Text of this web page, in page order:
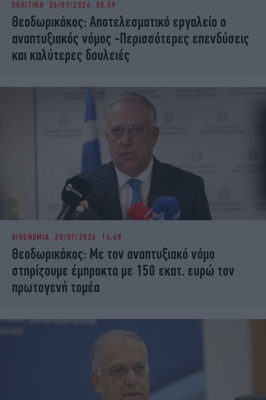
iBOOKS
OSCARS
THE OCEAN
MEDIA
ELAMEFORA
ΠΟΛΙΤΙΚΗ 26/07/2026 08:59
Θεοδωρικάκος: Αποτελεσματικό εργαλείο ο
αναπτυξιακός νόμος -Περισσότερες επενδύσεις
και καλύτερες δουλειές
ΟΙΚΟΝΟΜΙΑ 20/07/2026 14:48
Θεοδωρικάκος: Με τον αναπτυξιακό νόμο
στηρίζουμε έμπρακτα με 150 εκατ. ευρώ τον
πρωτογενή τομέα